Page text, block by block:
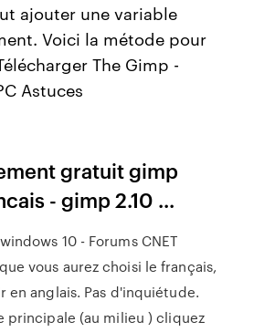
ajouter une variable
Voici la métode pour
The Gimp -
Astuces
gratuit gimp
- gimp 2.10 ...
10 - Forums CNET
vous aurez choisi le français,
en anglais. Pas d'inquiétude.
principale (au milieu ) cliquez